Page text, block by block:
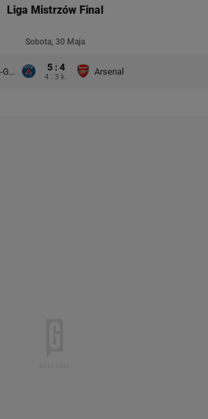
Liga Mistrzów Final
Sobota, 30 Maja
Paris Saint-Germain 5 : 4
4 : 3 k.
Arsenal